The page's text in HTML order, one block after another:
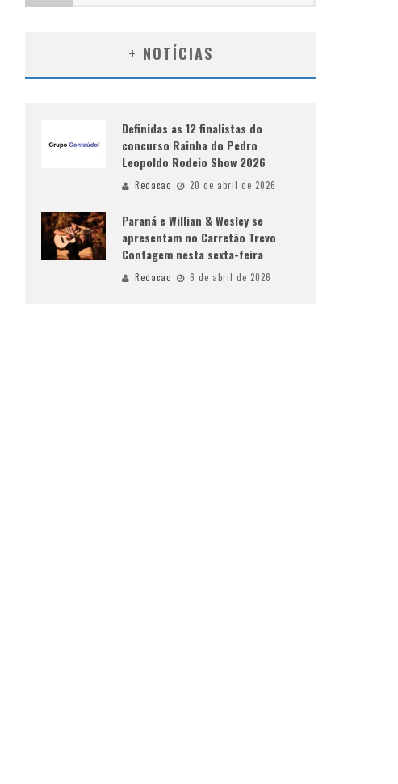
+ NOTÍCIAS
Definidas as 12 finalistas do
concurso Rainha do Pedro
Leopoldo Rodeio Show 2026
Redacao 20 de abril de 2026
Paraná e Willian & Wesley se
apresentam no Carretão Trevo
Contagem nesta sexta-feira
Redacao 6 de abril de 2026